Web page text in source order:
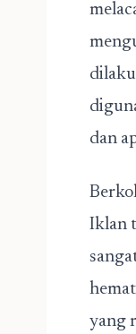
dan
Iklan
yang